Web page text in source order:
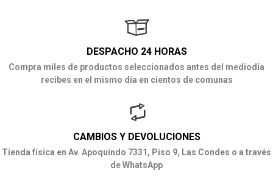
DESPACHO 24 HORAS
Compra miles de productos seleccionados antes del mediodía
recibes en el mismo día en cientos de comunas
CAMBIOS Y DEVOLUCIONES
Tienda física en Av. Apoquindo 7331, Piso 9, Las Condes o a través
de WhatsApp